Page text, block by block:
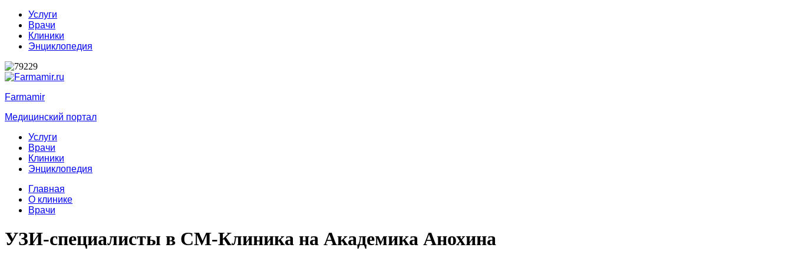
Услуги
Врачи
Клиники
Энциклопедия
Farmamir
Медицинский портал
Услуги
Врачи
Клиники
Энциклопедия
Главная
О клинике
Врачи
УЗИ-специалисты в СМ-Клиника на Академика Анохина